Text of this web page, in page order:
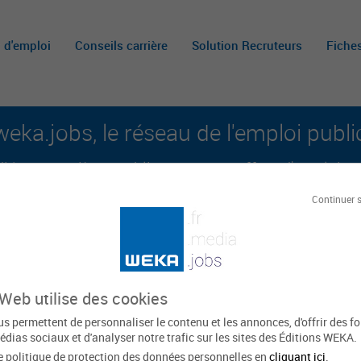
Continuer
utilise des cookies
permettent de personnaliser le contenu et les annonces, d'offrir des
sociaux et d'analyser notre trafic sur les sites des Éditions WEKA.
politique de protection des données personnelles en cliquant ici
d'emploi Conseils carrière Solution Recruteurs
le réseau de l'emploi
aux carrières publiques et aux offres d'emploi
Bourgogne-Franche-Comté